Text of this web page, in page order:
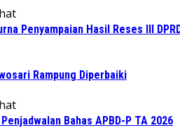
Penyampaian Hasil Reses III
Rampung Diperbaiki
Bahas APBD-P TA 2026